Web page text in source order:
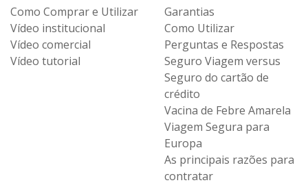
Como Comprar e Utilizar
Vídeo institucional
Vídeo comercial
Vídeo tutorial
Garantias
Como Utilizar
Perguntas e Respostas
Seguro Viagem versus
Seguro do cartão de
crédito
Vacina de Febre Amarela
Viagem Segura para
Europa
As principais razões para
contratar